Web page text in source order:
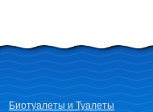
Биотуалеты и Туалеты